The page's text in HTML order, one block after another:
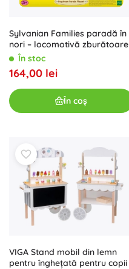
Sylvanian Families paradă în
nori – locomotivă zburătoare
cu platformă lunară și avion
În stoc
164,00 lei
În coș
VIGA Stand mobil din lemn
pentru înghețată pentru copii